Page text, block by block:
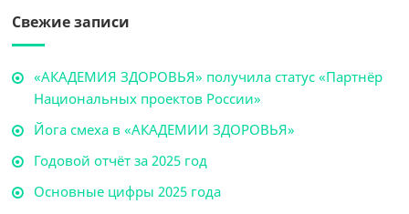
Свежие записи
«АКАДЕМИЯ ЗДОРОВЬЯ» получила статус «Партнёр
Национальных проектов России»
Йога смеха в «АКАДЕМИИ ЗДОРОВЬЯ»
Годовой отчёт за 2025 год
Основные цифры 2025 года